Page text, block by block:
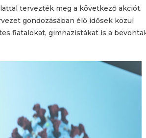
tervezték meg a következő akciót.
gondozásában élő idősek közül
fiatalokat, gimnazistákat is a